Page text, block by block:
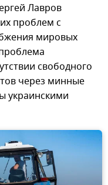
Лавров
проблем с
мировых
свободного
через минные
украинскими